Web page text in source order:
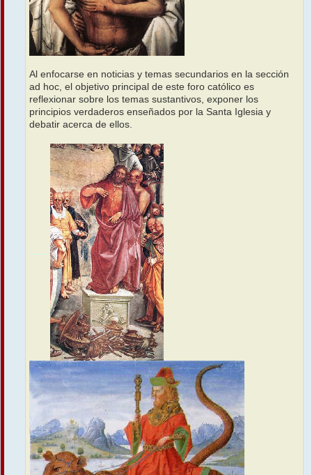
Al enfocarse en noticias y temas secundarios en la sección
ad hoc, el objetivo principal de este foro católico es
reflexionar sobre los temas sustantivos, exponer los
principios verdaderos enseñados por la Santa Iglesia y
debatir acerca de ellos.
.......... ......
......